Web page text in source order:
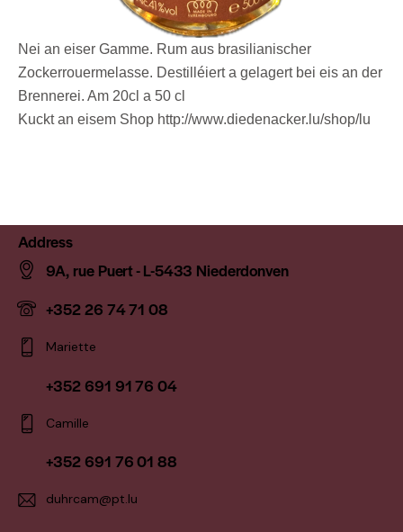
Nei an eiser Gamme. Rum aus brasilianischer
Zockerrouermelasse. Destilléiert a gelagert bei eis an der
Brennerei. Am 20cl a 50 cl
Kuckt an eisem Shop http://www.diedenacker.lu/shop/lu
Address
9A, rue Puert - L-5433 Niederdonven
+352 26 74 71 08
Mariette
+352 691 91 76 04
Camille
+352 691 76 01 88
duhrcam@pt.lu